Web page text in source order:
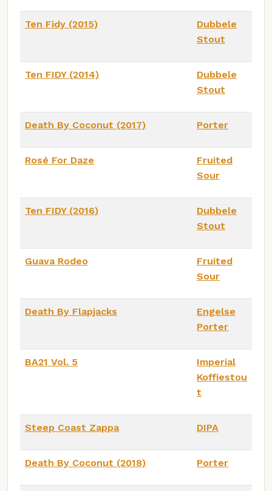
Ten Fidy (2015)
Dubbele
Stout
Ten FIDY (2014)
Dubbele
Stout
Death By Coconut (2017) Porter
Rosé For Daze
Fruited
Sour
Ten FIDY (2016)
Dubbele
Stout
Guava Rodeo
Fruited
Sour
Death By Flapjacks
Engelse
Porter
BA21 Vol. 5
Imperial
Koffiestou
t
Steep Coast Zappa DIPA
Death By Coconut (2018) Porter